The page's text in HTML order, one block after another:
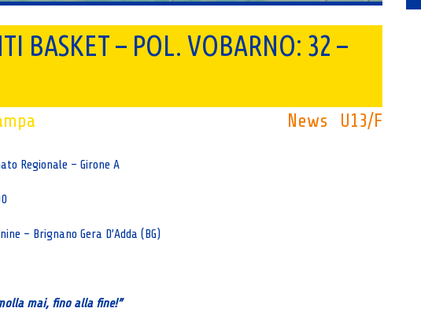
BASKET – POL. VOBARNO: 32 –
News U13/F
Regionale – Girone A
– Brignano Gera D’Adda (BG)
mai, fino alla fine!”